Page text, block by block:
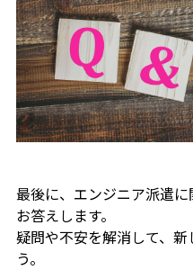
最後に、エンジニア派遣
お答えします。
疑問や不安を解消して、
う。